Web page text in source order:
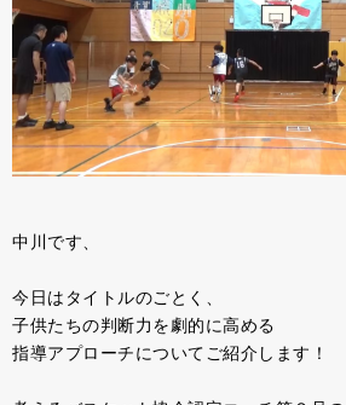
中川です、
今日はタイトルのごとく、
子供たちの判断力を劇的に高める
指導アプローチについてご紹介します！